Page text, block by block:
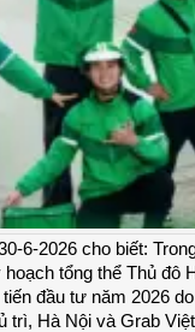
6-2026 cho biết:
tổng thể Thủ đô
đầu tư năm 2026
trì, Hà Nội và Grab